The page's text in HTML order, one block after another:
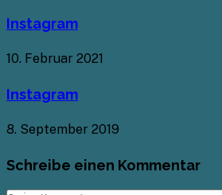
Instagram
10. Februar 2021
Instagram
8. September 2019
Schreibe einen Kommentar